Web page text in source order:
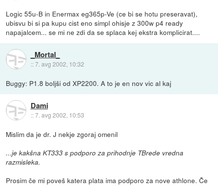
Logic 55u-B in Enermax eg365p-Ve (ce bi se hotu preseravat),
ubisvu bi si pa kupu cist eno simpl ohisje z 300w p4 ready
napajalcem... se mi ne zdi da se splaca kej ekstra komplicirat....
_Mortal_
::7. avg 2002, 10:32
Buggy: P1.8 boljši od XP2200. A to je en nov vic al kaj
Dami
::7. avg 2002, 10:53
Mislim da je dr. J nekje zgoraj omenil
...je kakšna KT333 s podporo za prihodnje TBrede vredna
razmisleka.
Prosim če mi poveš katera plata ima podporo za nove athlone. Če